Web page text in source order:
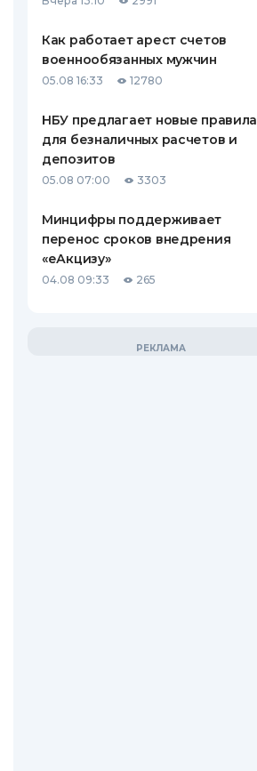
Как работает арест счетов
военнообязанных мужчин
05.08 16:33 12780
НБУ предлагает новые правила
для безналичных расчетов и
депозитов
05.08 07:00 3303
Минцифры поддерживает
перенос сроков внедрения
«еАкцизу»
04.08 09:33 265